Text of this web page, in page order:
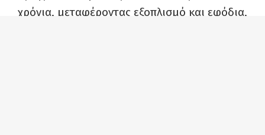
χρόνια, μεταφέροντας εξοπλισμό και εφόδια,